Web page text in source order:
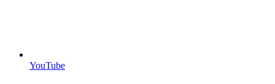
YouTube